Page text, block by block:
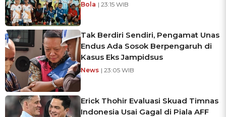
Bola | 23:15 WIB
Tak Berdiri Sendiri, Pengamat Unas
Endus Ada Sosok Berpengaruh di
Kasus Eks Jampidsus
News | 23:05 WIB
Erick Thohir Evaluasi Skuad Timnas
Indonesia Usai Gagal di Piala AFF